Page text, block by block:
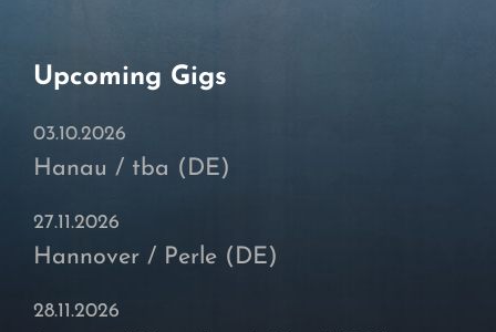
Upcoming Gigs
03.10.2026
Hanau / tba (DE)
27.11.2026
Hannover / Perle (DE)
28.11.2026